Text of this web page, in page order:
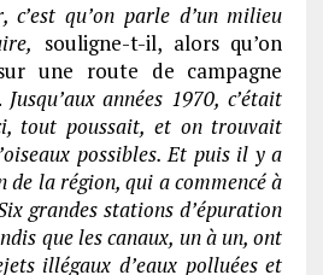
qu’on parle d’un milieu
souligne-t-il, alors qu’on
une route de campagne
Jusqu’aux années 1970, c’était
tout poussait, et on trouvait
possibles. Et puis il y a
la région, qui a commencé à
grandes stations d’épuration
que les canaux, un à un, ont
illégaux d’eaux polluées et